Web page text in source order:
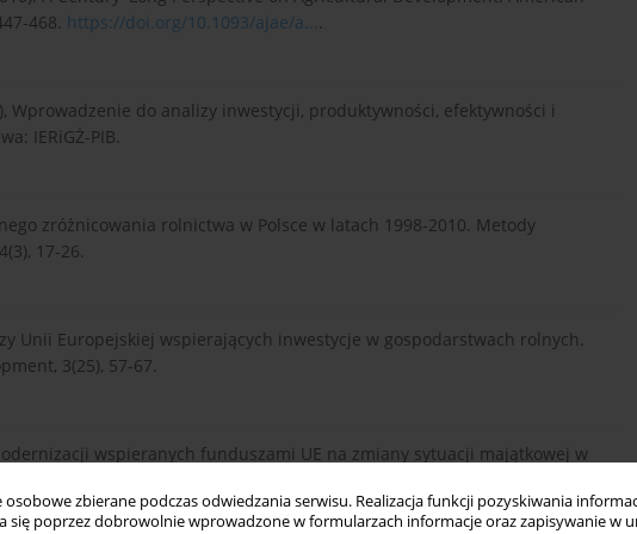
osobowe zbierane podczas odwiedzania serwisu. Realizacja funkcji pozyskiwania
się poprzez dobrowolnie wprowadzone w formularzach informacje oraz zapisywanie w
468. https://doi.org/10.1093/ajae/a....
Wprowadzenie do analizy inwestycji, produktywności, efektywności i
IERiGŻ-PIB.
zróżnicowania rolnictwa w Polsce w latach 1998-2010. Metody
17-26.
Unii Europejskiej wspierających inwestycje w gospodarstwach rolnych.
3(25), 57-67.
wspieranych funduszami UE na zmiany sytuacji majątkowej w
Agribusiness and Rural Development, 2(32), 45-57.